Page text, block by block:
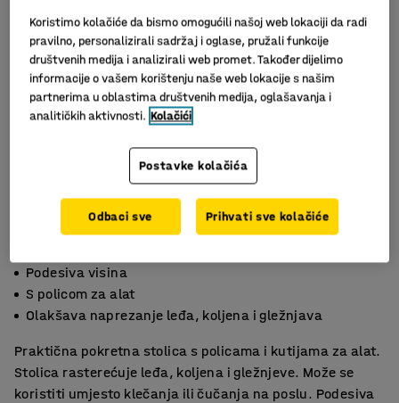
Podesiva visina
S policom za alat
Olakšava naprezanje leđa, koljena i gležnjava
Praktična pokretna stolica s policama i kutijama za alat.
Stolica rasterećuje leđa, koljena i gležnjeve. Može se
koristiti umjesto klečanja ili čučanja na poslu. Podesiva
Koristimo kolačiće da bismo omogućili našoj web lokaciji da radi
pravilno, personalizirali sadržaj i oglase, pružali funkcije
društvenih medija i analizirali web promet. Također dijelimo
informacije o vašem korištenju naše web lokacije s našim
partnerima u oblastima društvenih medija, oglašavanja i
analitičkih aktivnosti. Kolačići
Postavke kolačića
Odbaci sve Prihvati sve kolačiće